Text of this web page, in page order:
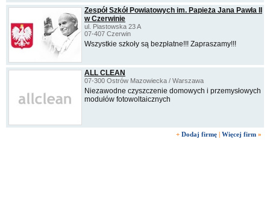
Zespół Szkół Powiatowych im. Papieża Jana Pawła II
w Czerwinie
ul. Piastowska 23 A
07-407 Czerwin
Wszystkie szkoły są bezpłatne!!! Zapraszamy!!!
ALL CLEAN
07-300 Ostrów Mazowiecka / Warszawa
Niezawodne czyszczenie domowych i przemysłowych
modułów fotowoltaicznych
+ Dodaj firmę | Więcej firm »